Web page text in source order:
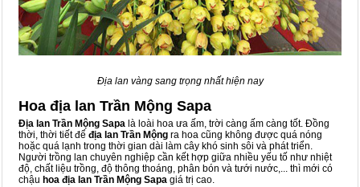
Địa lan vàng sang trọng nhất hiện nay
Hoa địa lan Trần Mộng Sapa
Địa lan Trần Mộng Sapa là loài hoa ưa ấm, trời càng ấm càng tốt. Đồng
thời, thời tiết để địa lan Trần Mộng ra hoa cũng không được quá nóng
hoặc quá lạnh trong thời gian dài làm cây khó sinh sôi và phát triển.
Người trồng lan chuyên nghiệp cần kết hợp giữa nhiều yếu tố như nhiệt
độ, chất liệu trồng, độ thông thoáng, phân bón và tưới nước,... thì mới có
chậu hoa địa lan Trần Mộng Sapa giá trị cao.